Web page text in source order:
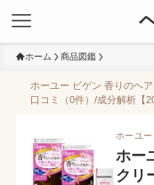
ホーム 商品図鑑
ホーユー ビゲン 香りのヘ
口コミ（0件）/成分解析【
ホーユー
ホー
クリ